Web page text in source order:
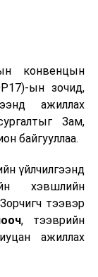
конвенцын
ын зочид,
ажиллах
Зам,
байгууллаа.
үйлчилгээнд
хэвшлийн
тээвэр
, тээврийн
ажиллах